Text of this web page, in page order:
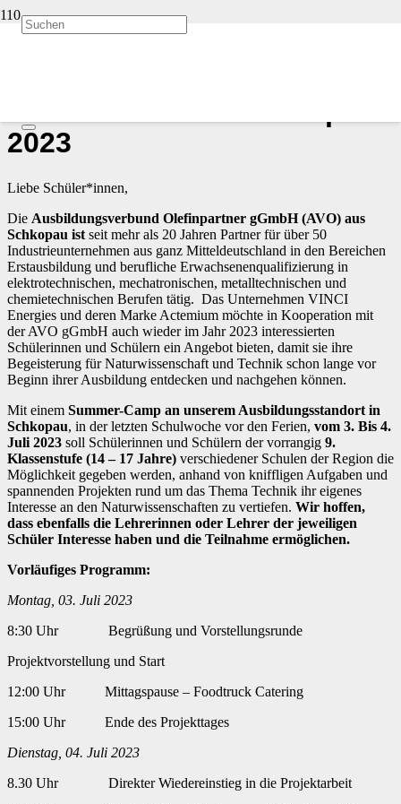
Start
2023
Liebe Schüler*innen,
Die Ausbildungsverbund Olefinpartner gGmbH (AVO) aus
Schkopau ist seit mehr als 20 Jahren Partner für über 50
Industrieunternehmen aus ganz Mitteldeutschland in den Bereichen
Erstausbildung und berufliche Erwachsenenqualifizierung in
elektrotechnischen, mechatronischen, metalltechnischen und
chemietechnischen Berufen tätig. Das Unternehmen VINCI
Energies und deren Marke Actemium möchte in Kooperation mit
der AVO gGmbH auch wieder im Jahr 2023 interessierten
Schülerinnen und Schülern ein Angebot bieten, damit sie ihre
Begeisterung für Naturwissenschaft und Technik schon lange vor
Beginn ihrer Ausbildung entdecken und nachgehen können.
Mit einem Summer-Camp an unserem Ausbildungsstandort in
Schkopau, in der letzten Schulwoche vor den Ferien, vom 3. Bis 4.
Juli 2023 soll Schülerinnen und Schülern der vorrangig 9.
Klassenstufe (14 – 17 Jahre) verschiedener Schulen der Region die
Möglichkeit gegeben werden, anhand von kniffligen Aufgaben und
spannenden Projekten rund um das Thema Technik ihr eigenes
Interesse an den Naturwissenschaften zu vertiefen. Wir hoffen,
dass ebenfalls die Lehrerinnen oder Lehrer der jeweiligen
Schüler Interesse haben und die Teilnahme ermöglichen.
Vorläufiges Programm:
Montag, 03. Juli 2023
8:30 Uhr Begrüßung und Vorstellungsrunde
Projektvorstellung und Start
12:00 Uhr Mittagspause – Foodtruck Catering
15:00 Uhr Ende des Projekttages
Dienstag, 04. Juli 2023
8.30 Uhr Direkter Wiedereinstieg in die Projektarbeit